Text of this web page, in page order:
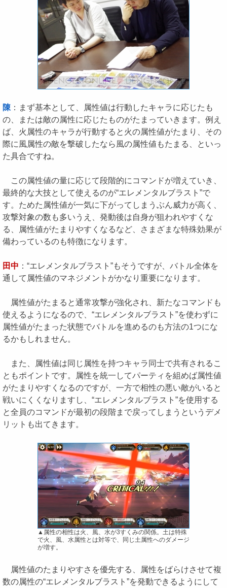
陳 ：まず基本として、属性値は行動したキャラに応じたも
の、または敵の属性に応じたものがたまっていきます。例え
ば、火属性のキャラが行動すると火の属性値がたまり、その
際に風属性の敵を撃破したなら風の属性値もたまる、といっ
た具合ですね。
この属性値の量に応じて段階的にコマンドが増えていき、
最終的な大技として使えるのが“エレメンタルブラスト”で
す。ためた属性値が一気に下がってしまうぶん威力が高く、
攻撃対象の数も多いうえ、発動後は自身が狙われやすくな
る、属性値がたまりやすくなるなど、さまざまな特殊効果が
備わっているのも特徴になります。
田中 ：“エレメンタルブラスト”もそうですが、バトル全体を
通して属性値のマネジメントがかなり重要になります。
属性値がたまると通常攻撃が強化され、新たなコマンドも
使えるようになるので、“エレメンタルブラスト”を使わずに
属性値がたまった状態でバトルを進めるのも方法の1つにな
るかもしれません。
また、属性値は同じ属性を持つキャラ同士で共有されるこ
ともポイントです。属性を統一してパーティを組めば属性値
がたまりやすくなるのですが、一方で相性の悪い敵がいると
戦いにくくなりますし、“エレメンタルブラスト”を使用する
と全員のコマンドが最初の段階まで戻ってしまうというデメ
リットも出てきます。
▲属性の相性は火、風、水が3すくみの関係。土は特殊
で火、風、水属性とは対等で、同じ土属性へのダメージ
が増す。
属性値のたまりやすさを優先する、属性をばらけさせて複
数の属性の“エレメンタルブラスト”を発動できるようにして